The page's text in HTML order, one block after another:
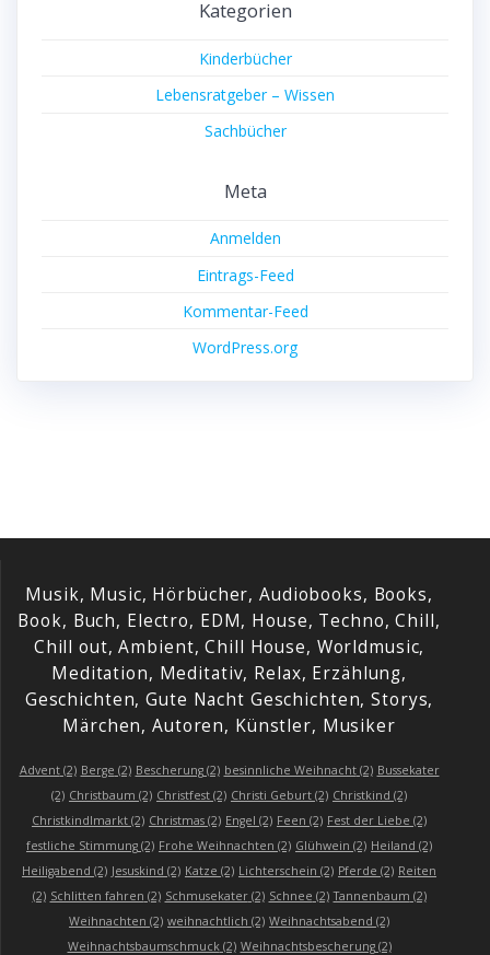
Kategorien
Kinderbücher
Lebensratgeber – Wissen
Sachbücher
Meta
Anmelden
Eintrags-Feed
Kommentar-Feed
WordPress.org
Musik, Music, Hörbücher, Audiobooks, Books,
Book, Buch, Electro, EDM, House, Techno, Chill,
Chill out, Ambient, Chill House, Worldmusic,
Meditation, Meditativ, Relax, Erzählung,
Geschichten, Gute Nacht Geschichten, Storys,
Märchen, Autoren, Künstler, Musiker
Advent(2) Berge (2) Bescherung(2) besinnliche Weihnacht(2) Bussekater
(2) Christbaum (2) Christfest (2) Christi Geburt (2) Christkind (2)
Christkindlmarkt (2) Christmas (2) Engel (2) Feen (2) Fest der Liebe (2)
festliche Stimmung (2) Frohe Weihnachten (2) Glühwein (2) Heiland (2)
Heiligabend (2) Jesuskind (2) Katze (2) Lichterschein (2) Pferde (2) Reiten
(2) Schlitten fahren (2) Schmusekater(2) Schnee (2) Tannenbaum (2)
Weihnachten (2) weihnachtlich (2) Weihnachtsabend (2)
Weihnachtsbaumschmuck(2) Weihnachtsbescherung(2)